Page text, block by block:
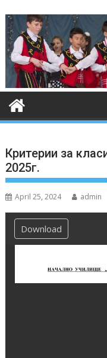
content
Критерии за
2025г.
April 25, 2024 admin
Download